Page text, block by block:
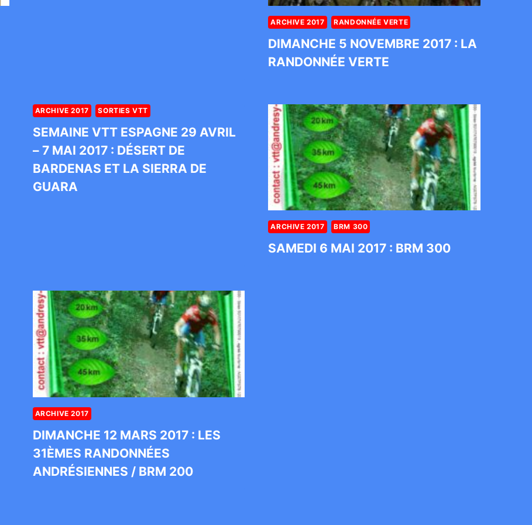
ARCHIVE 2017 RANDONNÉE VERTE
DIMANCHE 5 NOVEMBRE 2017 : LA
RANDONNÉE VERTE
ARCHIVE 2017 SORTIES VTT
SEMAINE VTT ESPAGNE 29 AVRIL
– 7 MAI 2017 : DÉSERT DE
BARDENAS ET LA SIERRA DE
GUARA
ARCHIVE 2017 BRM 300
SAMEDI 6 MAI 2017 : BRM 300
ARCHIVE 2017
DIMANCHE 12 MARS 2017 : LES
31ÈMES RANDONNÉES
ANDRÉSIENNES / BRM 200